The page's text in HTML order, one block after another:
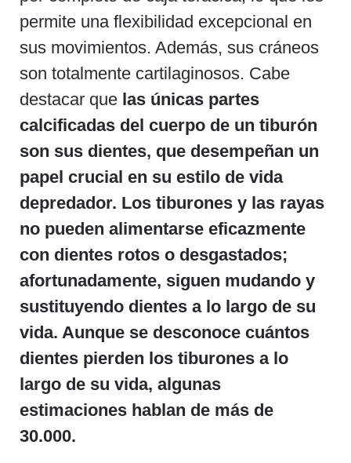
permite una flexibilidad excepcional en
sus movimientos. Además, sus cráneos
son totalmente cartilaginosos. Cabe
destacar que las únicas partes
calcificadas del cuerpo de un tiburón
son sus dientes, que desempeñan un
papel crucial en su estilo de vida
depredador. Los tiburones y las rayas
no pueden alimentarse eficazmente
con dientes rotos o desgastados;
afortunadamente, siguen mudando y
sustituyendo dientes a lo largo de su
vida. Aunque se desconoce cuántos
dientes pierden los tiburones a lo
largo de su vida, algunas
estimaciones hablan de más de
30.000.